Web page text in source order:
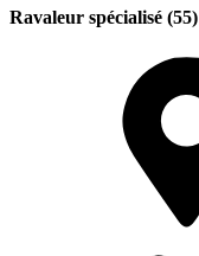
Ravaleur spécialisé (55)